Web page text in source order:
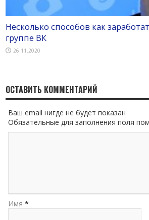
Несколько способов как
группе ВК
26.11.2020
ОСТАВИТЬ КОММЕНТАРИЙ
Ваш email нигде не будет показан
Обязательные для заполнения поля
Имя *